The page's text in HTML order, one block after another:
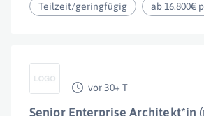
Teilzeit/geringfügig ab 16.800€
vor 30+ T
Senior Enterprise Architekt*in